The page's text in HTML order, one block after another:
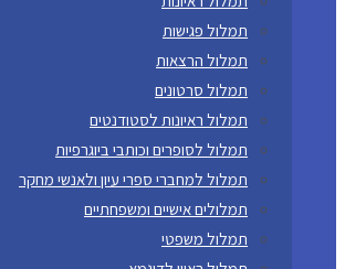
תמלול פגישות
תמלול הרצאות
תמלול סרטונים
תמלול ראיונות לסטודנטים
תמלול לסופרים וכותבי ביוגרפיות
תמלול למחברי ספרי עיון ולאנשי מחקר
תמלולים אישיים ומשפחתיים
תמלול משפטי